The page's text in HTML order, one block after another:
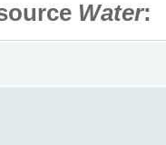
Water: